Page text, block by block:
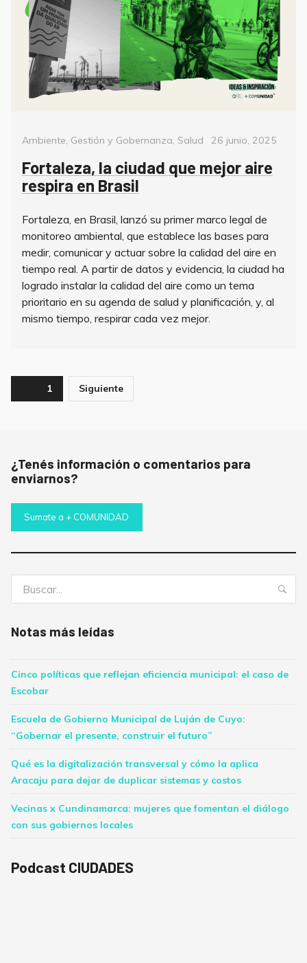
Categorías
Ambiente, Gestión y Gobernanza, Salud
Posted
26 junio, 2025
Fortaleza, la ciudad que mejor aire
respira en Brasil
Fortaleza, en Brasil, lanzó su primer marco legal de
monitoreo ambiental, que establece las bases para
medir, comunicar y actuar sobre la calidad del aire en
tiempo real. A partir de datos y evidencia, la ciudad ha
logrado instalar la calidad del aire como un tema
prioritario en su agenda de salud y planificación, y, al
mismo tiempo, respirar cada vez mejor.
Paginación
de
Page1 Siguiente
¿Tenés información o comentarios para
enviarnos?
Sumate a + COMUNIDAD
Notas más leídas
Cinco políticas que reflejan eficiencia municipal: el caso de
Escobar
Escuela de Gobierno Municipal de Luján de Cuyo:
“Gobernar el presente, construir el futuro”
Qué es la digitalización transversal y cómo la aplica
Aracaju para dejar de duplicar sistemas y costos
Vecinas x Cundinamarca: mujeres que fomentan el diálogo
con sus gobiernos locales
Podcast CIUDADES